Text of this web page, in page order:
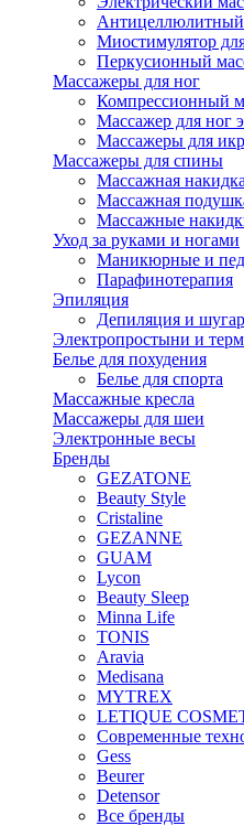
Антицеллюлитный
Миостимулятор
Перкусионный
Массажеры для ног
Компрессионный
Массажер для ног
Массажеры для
Массажеры для спины
Массажная накидка
Массажная
Массажные
Уход за руками и ногами
Маникюрные и
Парафинотерапия
Эпиляция
Депиляция и
Электропростыни и
Белье для похудения
Белье для спорта
Массажные кресла
Массажеры для шеи
Электронные весы
Бренды
GEZATONE
Beauty Style
Cristaline
GEZANNE
GUAM
Lycon
Beauty Sleep
Minna Life
TONIS
Aravia
Medisana
MYTREX
LETIQUE
Современные
Gess
Beurer
Detensor
Все бренды